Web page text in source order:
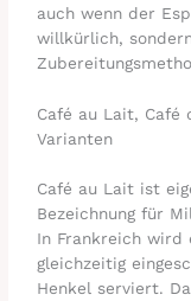
auch wenn der
willkürlich,
Café au Lait, Café
Varianten
Café au Lait ist
Bezeichnung für
In Frankreich wird
gleichzeitig
Henkel serviert.